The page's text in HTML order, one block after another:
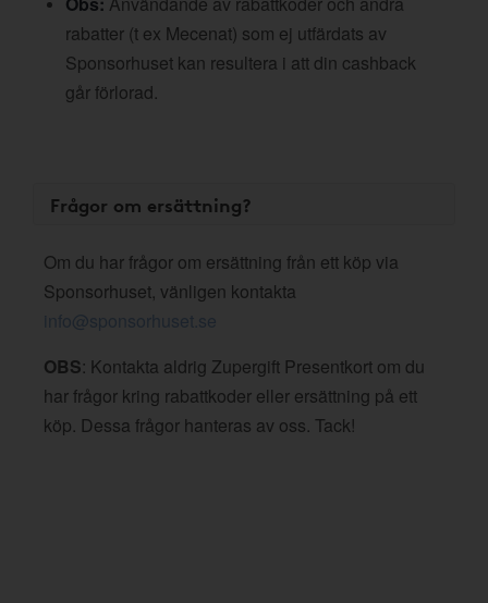
rabatter (t ex Mecenat) som ej utfärdats av
Sponsorhuset kan resultera i att din cashback
går förlorad.
Frågor om ersättning?
Om du har frågor om ersättning från ett köp via
Sponsorhuset, vänligen kontakta
info@sponsorhuset.se
OBS: Kontakta aldrig Zupergift Presentkort om du
har frågor kring rabattkoder eller ersättning på ett
köp. Dessa frågor hanteras av oss. Tack!